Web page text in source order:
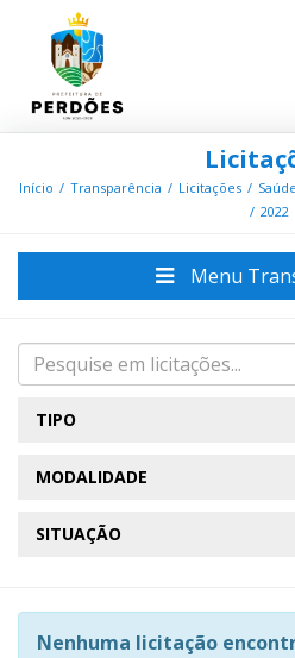
Início Transparência Licitações Saúde
2022
Menu
TIPO
MODALIDADE
SITUAÇÃO
Nenhuma licitação